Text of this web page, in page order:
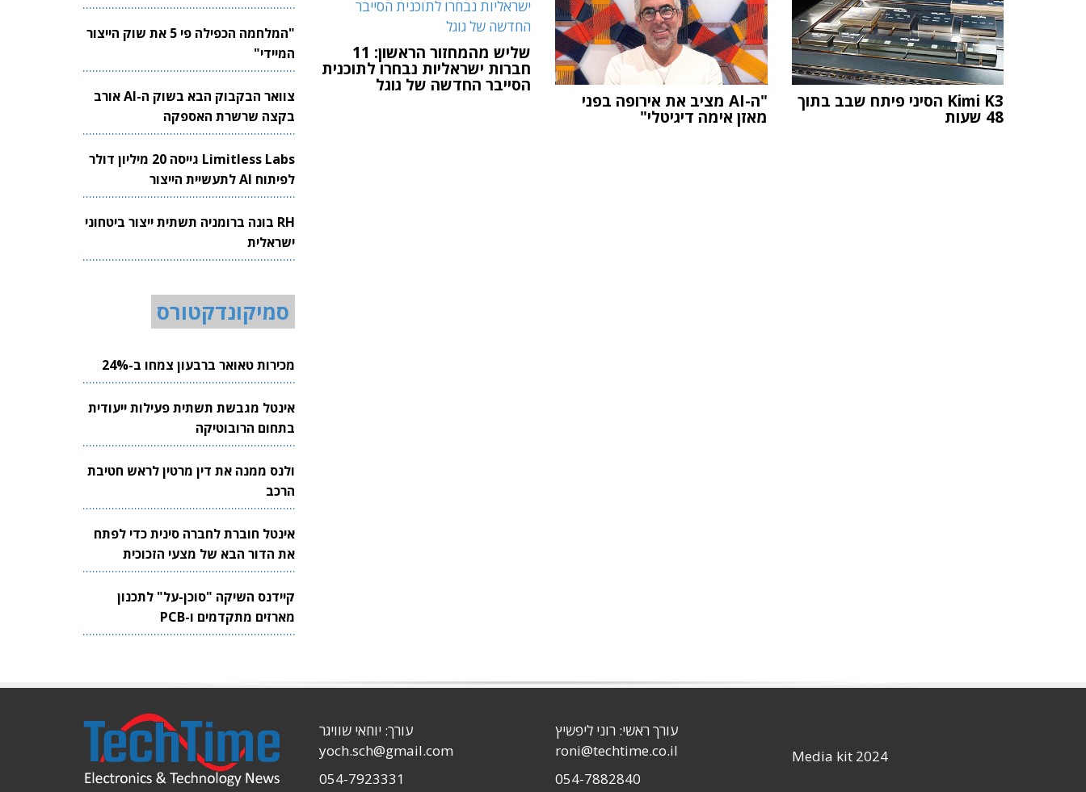
Kimi K3 הסיני פיתח שבב בתוך
48 שעות
"ה-AI מציב את אירופה בפני
מאזן אימה דיגיטלי"
שליש מהמחזור הראשון: 11
חברות ישראליות נבחרו לתוכנית
הסייבר החדשה של גוגל
לשבבים
"המלחמה הכפילה פי 5 את שוק הייצור
המיידי"
צוואר הבקבוק הבא בשוק ה-AI אורב
בקצה שרשרת האספקה
Limitless Labs גייסה 20 מיליון דולר
לפיתוח AI לתעשיית הייצור
RH בונה ברומניה תשתית ייצור ביטחוני
ישראלית
סמיקונדקטורס
מכירות טאואר ברבעון צמחו ב-24%
אינטל מגבשת תשתית פעילות ייעודית
בתחום הרובוטיקה
ולנס ממנה את דין מרטין לראש חטיבת
הרכב
אינטל חוברת לחברה סינית כדי לפתח
את הדור הבא של מצעי הזכוכית
לשבבים
קיידנס השיקה "סוכן-על" לתכנון
מארזים מתקדמים ו-PCB
Media kit 2024
עורך ראשי: רוני ליפשיץ
roni@techtime.co.il
054-7882840
עורך: יוחאי שוויגר
yoch.sch@gmail.com
054-7923331